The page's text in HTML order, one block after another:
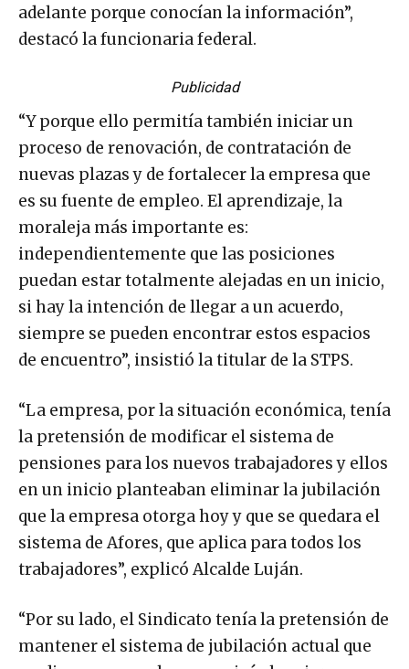
adelante porque conocían la información”,
destacó la funcionaria federal.
Publicidad
“Y porque ello permitía también iniciar un
proceso de renovación, de contratación de
nuevas plazas y de fortalecer la empresa que
es su fuente de empleo. El aprendizaje, la
moraleja más importante es:
independientemente que las posiciones
puedan estar totalmente alejadas en un inicio,
si hay la intención de llegar a un acuerdo,
siempre se pueden encontrar estos espacios
de encuentro”, insistió la titular de la STPS.
“La empresa, por la situación económica, tenía
la pretensión de modificar el sistema de
pensiones para los nuevos trabajadores y ellos
en un inicio planteaban eliminar la jubilación
que la empresa otorga hoy y que se quedara el
sistema de Afores, que aplica para todos los
trabajadores”, explicó Alcalde Luján.
“Por su lado, el Sindicato tenía la pretensión de
mantener el sistema de jubilación actual que